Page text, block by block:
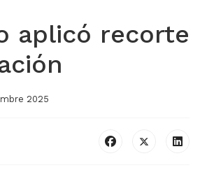
aplicó recorte
2025